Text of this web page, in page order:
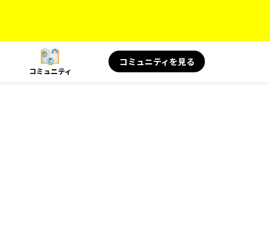
コミュニティ
コミュニティを見る